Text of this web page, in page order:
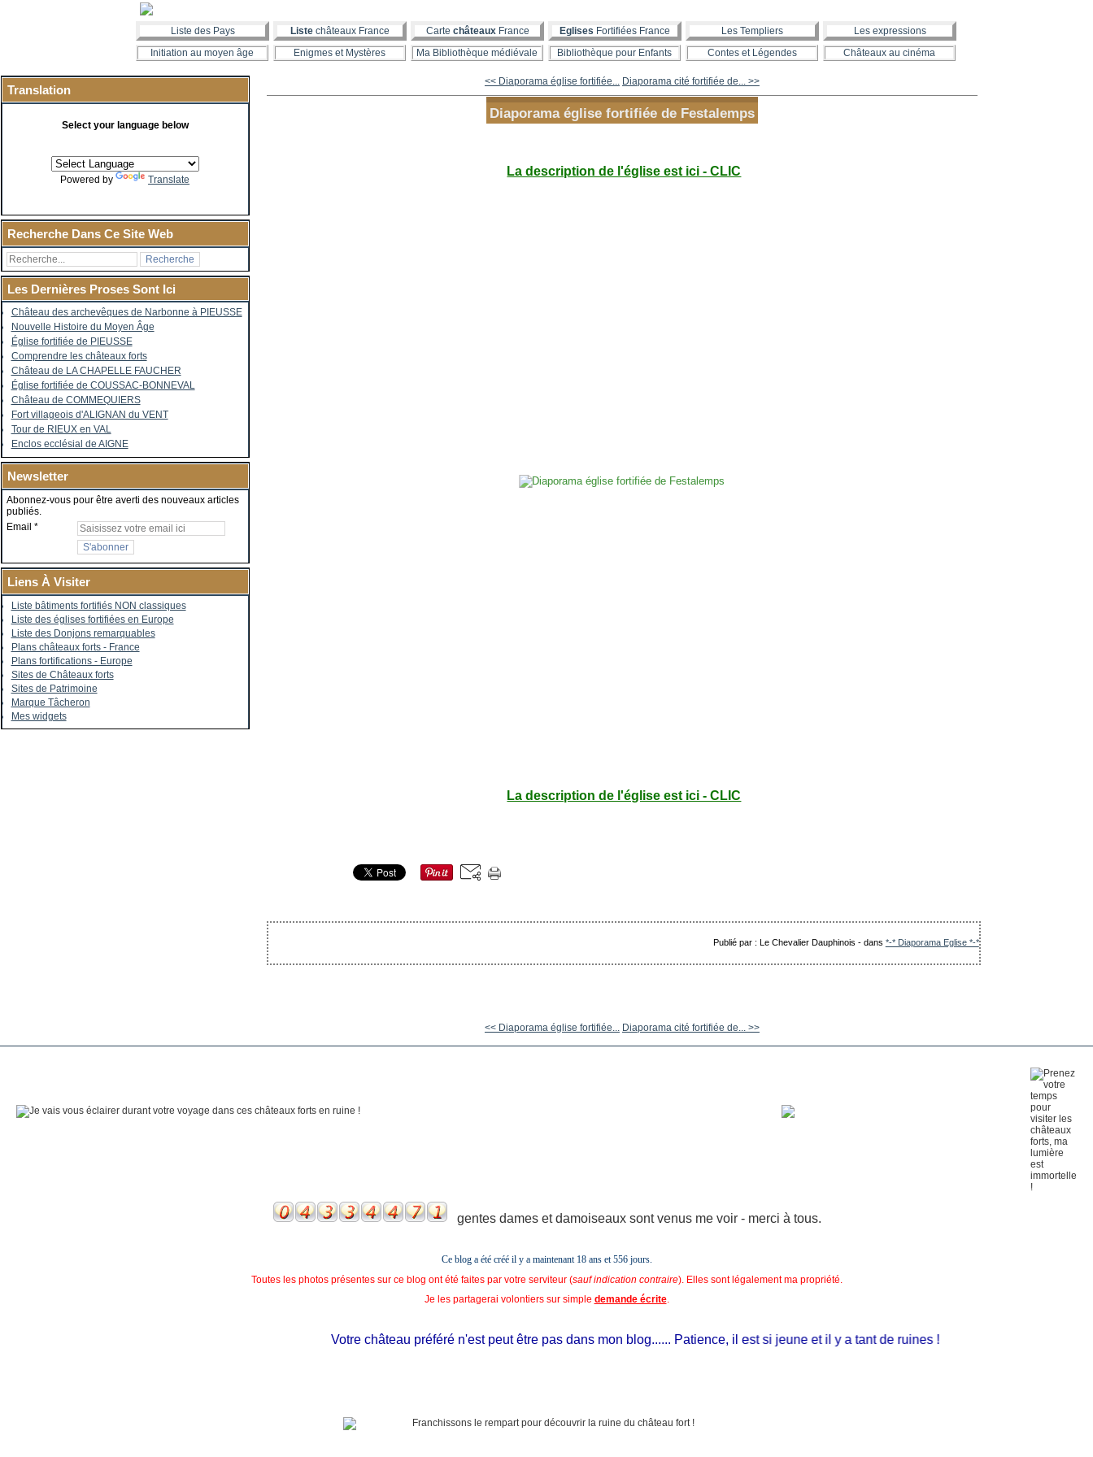
Liste des Pays Liste châteaux France Carte châteauxFrance Eglises Fortifiées France Les Templiers
Les expressions
Initiation au moyen âge
Enigmes et Mystères Ma Bibliothèque médiévale Bibliothèque pour Enfants Contes et Légendes Châteaux au cinéma
Translation
Select your language below
Powered by Translate
Recherche Dans Ce Site Web
Les Dernières Proses Sont Ici
Château des archevêques de Narbonne à PIEUSSE
Nouvelle Histoire du Moyen Âge
Église fortifiée de PIEUSSE
Comprendre les châteaux forts
Château de LA CHAPELLE FAUCHER
Église fortifiée de COUSSAC-BONNEVAL
Château de COMMEQUIERS
Fort villageois d'ALIGNAN du VENT
Tour de RIEUX en VAL
Enclos ecclésial de AIGNE
Newsletter
Abonnez-vous pour être averti des nouveaux articles
publiés.
Email
Liens À Visiter
Liste bâtiments fortifiés NON classiques
Liste des églises fortifiées en Europe
Liste des Donjons remarquables
Plans châteaux forts - France
Plans fortifications - Europe
Sites de Châteaux forts
Sites de Patrimoine
Marque Tâcheron
Mes widgets
<< Diaporama église fortifiée... Diaporama cité fortifiée de... >>
Diaporama église fortifiée de Festalemps
La description de l'église est ici - CLIC
La description de l'église est ici - CLIC
Publié par : Le Chevalier Dauphinois -dans *-* Diaporama Eglise *-*
<< Diaporama église fortifiée... Diaporama cité fortifiée de... >>
gentes dames et damoiseaux sont venus me voir - merci à tous.
Ce blog a été créé il y a maintenant 18 ans et556 jours.
Toutes les photos présentes sur ce blog ont été faites par votre serviteur (sauf indication contraire). Elles sont légalement ma propriété.
Je les partagerai volontiers sur simple demande écrite.
Votre château préféré n'est peut être pas dans mon blog...... Patience, il est si jeune et il y a tant de ruines !